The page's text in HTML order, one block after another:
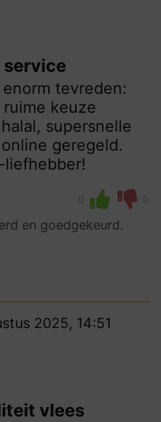
tevreden:
keuze
supersnelle
geregeld.
liefhebber!
0 0
en goedgekeurd.
2025, 14:51
vlees